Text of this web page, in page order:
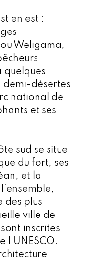
en est :
Weligama,
quelques
demi-désertes
national de
et ses
sud se situe
du fort, ses
et la
des plus
ville de
inscrites
l’UNESCO.